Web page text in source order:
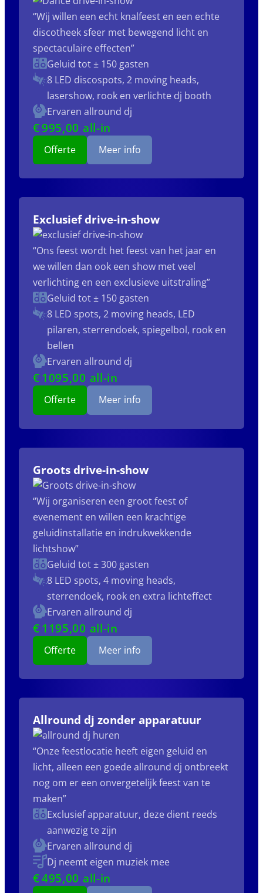
“Wij willen een echt knalfeest en een echte
discotheek sfeer met bewegend licht en
spectaculaire effecten”
Geluid tot ± 150 gasten
8 LED discospots, 2 moving heads,
lasershow, rook en verlichte dj booth
Ervaren allround dj
€995,00 all-in
Offerte Meer info
Exclusief drive-in-show
“Ons feest wordt het feest van het jaar en
we willen dan ook een show met veel
verlichting en een exclusieve uitstraling”
Geluid tot ± 150 gasten
8 LED spots, 2 moving heads, LED
pilaren, sterrendoek, spiegelbol, rook en
bellen
Ervaren allround dj
€ 1095,00 all-in
Offerte Meer info
Groots drive-in-show
“Wij organiseren een groot feest of
evenement en willen een krachtige
geluidinstallatie en indrukwekkende
lichtshow”
Geluid tot ± 300 gasten
8 LED spots, 4 moving heads,
sterrendoek, rook en extra lichteffect
Ervaren allround dj
€ 1195,00 all-in
Offerte Meer info
Allround dj zonder apparatuur
“Onze feestlocatie heeft eigen geluid en
licht, alleen een goede allround dj ontbreekt
nog om er een onvergetelijk feest van te
maken”
Exclusief apparatuur, deze dient reeds
aanwezig te zijn
Ervaren allround dj
Dj neemt eigen muziek mee
€495,00 all-in